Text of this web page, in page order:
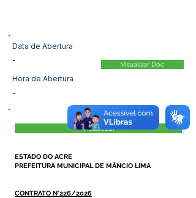
Data de Abertura
-
Hora de Abertura
-
Visualizar Doc
Visualizar
ESTADO DO ACRE
PREFEITURA MUNICIPAL DE MÂNCIO LIMA
CONTRATO N°226/2026